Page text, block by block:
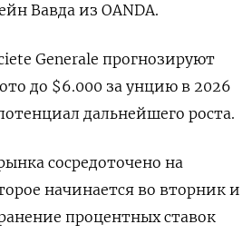
Вавда из OANDA.
Generale прогнозируют
до $6.000 за унцию в 2026
дальнейшего роста.
⁠сосредоточено на
начинается ‍во вторник и
процентных ставок